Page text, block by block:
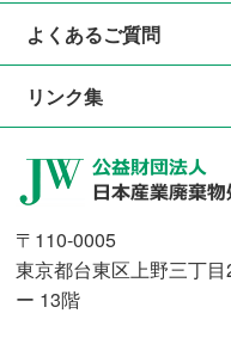
よくあるご質問
リンク集
〒110-0005
東京都台東区上野三丁
ー 13階